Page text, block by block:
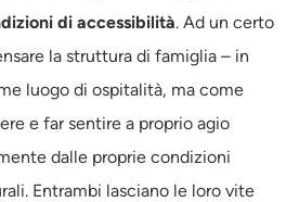
di accessibilità. Ad un certo
la struttura di famiglia – in
luogo di ospitalità, ma come
e far sentire a proprio agio
dalle proprie condizioni
Entrambi lasciano le loro vite